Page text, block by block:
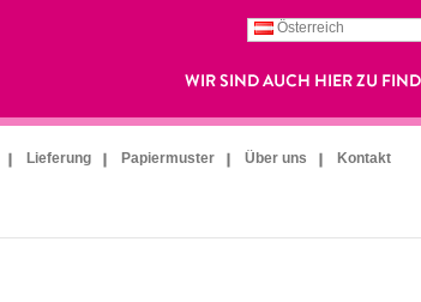
Österreich
Lieferung Papiermuster Über uns Kontakt